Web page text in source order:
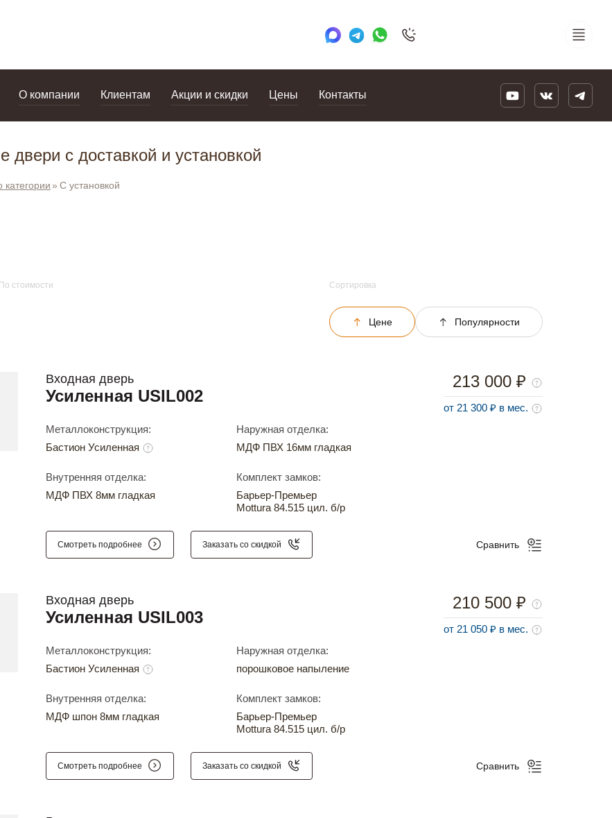
О компании Клиентам Акции и скидки Цены Контакты
двери с доставкой и установкой
категории С установкой
По стоимости Сортировка
Цене Популярности
Входная дверь
Усиленная USIL002
Металлоконструкция:
Бастион Усиленная
Наружная отделка:
МДФ ПВХ 16мм гладкая
Внутренняя отделка:
МДФ ПВХ 8мм гладкая
Комплект замков:
Барьер-Премьер
Mottura 84.515 цил. б/р
213 000 ₽
от 21 300 ₽ в мес.
Смотреть подробнее Заказать со скидкой Сравнить
Входная дверь
Усиленная USIL003
Металлоконструкция:
Бастион Усиленная
Наружная отделка:
порошковое напыление
Внутренняя отделка:
МДФ шпон 8мм гладкая
Комплект замков:
Барьер-Премьер
Mottura 84.515 цил. б/р
210 500 ₽
от 21 050 ₽ в мес.
Смотреть подробнее Заказать со скидкой Сравнить